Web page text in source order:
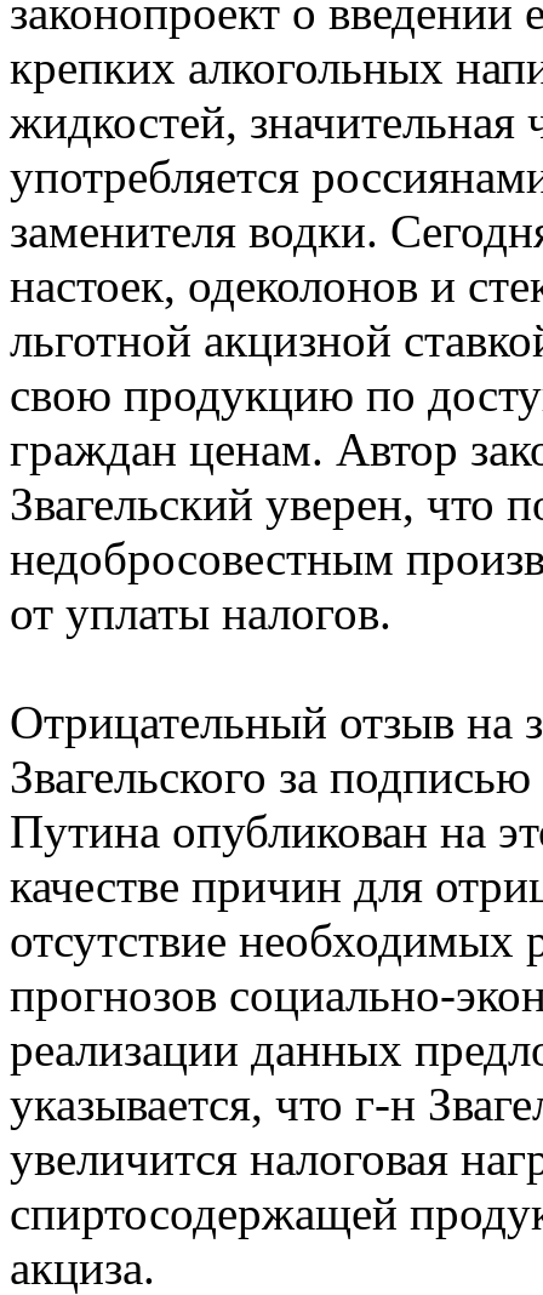
законопроект о введении
крепких алкогольных
жидкостей,
употребляется
заменителя водки.
настоек, одеколонов и
льготной акцизной
свою продукцию по
граждан ценам. Автор
Звагельский уверен, что
недобросовестным
от уплаты налогов.
Отрицательный отзыв на
Звагельского за
Путина опубликован на
качестве причин для
отсутствие необходимых
прогнозов социально-
реализации данных
указывается, что г-н
увеличится налоговая
спиртосодержащей
акциза.